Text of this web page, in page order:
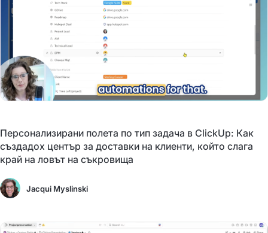
Персонализирани полета по тип задача в ClickUp: Как
създадох център за доставки на клиенти, който слага
край на ловът на съкровища
Jacqui Myslinski